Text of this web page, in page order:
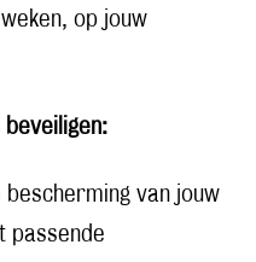
op jouw
beveiligen:
bescherming van jouw
passende